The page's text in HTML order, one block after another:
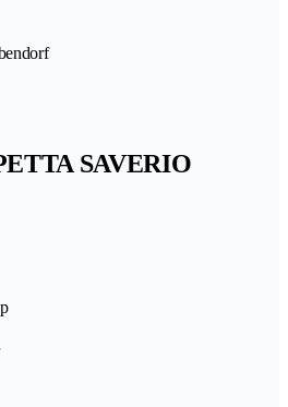
SAVERIO